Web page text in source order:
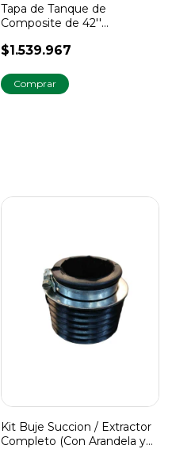
Tapa de Tanque de
Composite de 42''
$1.539.967
Kit Buje Succion / Extractor
Completo (Con Arandela y